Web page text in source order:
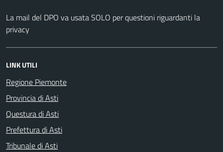
La mail del DPO va usata SOLO per questioni riguardanti la
privacy
LINK UTILI
Regione Piemonte
Provincia di Asti
Questura di Asti
Prefettura di Asti
Tribunale di Asti